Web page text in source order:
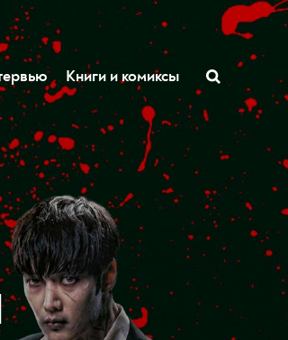
Книги и комиксы